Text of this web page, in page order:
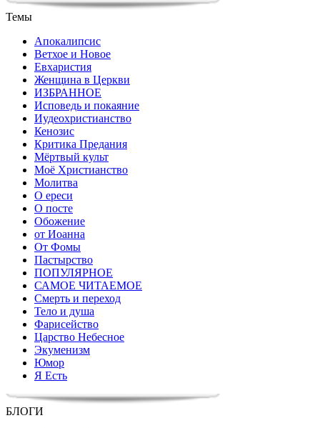
Темы
Апокалипсис
Ветхое и Новое
Евхаристия
Женщина в Церкви
ИЗБРАННОЕ
Исповедь и покаяние
Иудеохристианство
Кенозис
Критика Предания
Мёртвый культ
Моё Христианство
Молитва
О ереси
О посте
Обожение
от Иоанна
От Фомы
Пастырство
ПОПУЛЯРНОЕ
САМОЕ ЧИТАЕМОЕ
Смерть и переход
Тело и душа
Фарисейство
Царство Небесное
Экуменизм
Юмор
Я Есть
БЛОГИ